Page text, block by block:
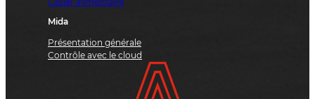
Mida
Présentation générale
Contrôle avec le cloud